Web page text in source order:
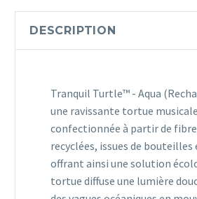
AquaDESCRIPTION
Tranquil Turtle™ - Aqua
une ravissante tortue musicale
confectionnée à partir de
recyclées, issues de bouteilles
offrant ainsi une solution
tortue diffuse une lumière